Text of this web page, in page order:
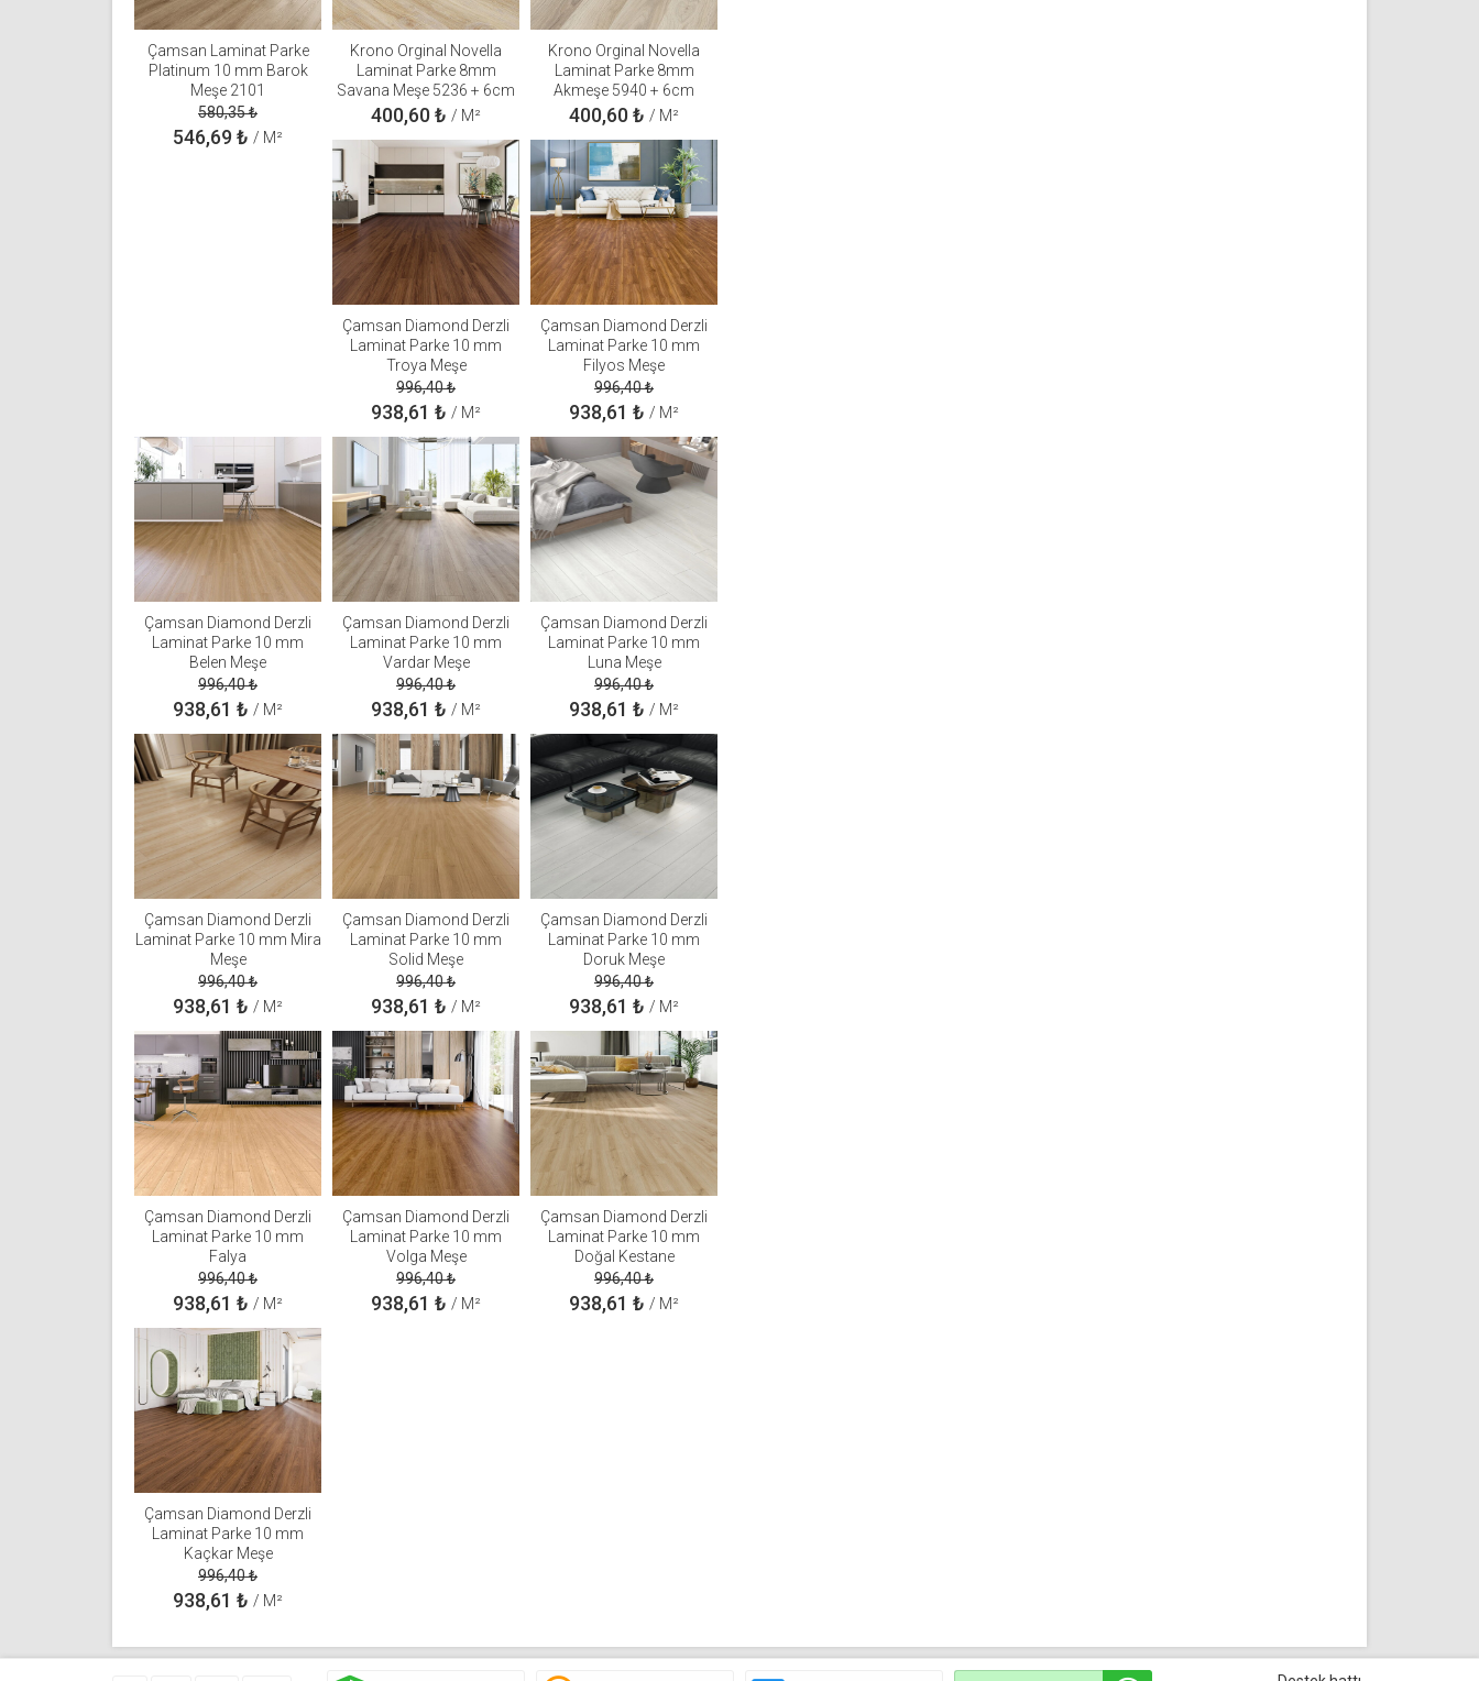
Çamsan Laminat Parke
Platinum 10 mm Barok
Meşe 2101
580,35₺
546,69₺ / M²
Krono Orginal Novella
Laminat Parke 8mm
Savana Meşe 5236 + 6cm
süpürgelik + 3mm Kapron
Takım
400,60₺ / M²
Krono Orginal Novella
Laminat Parke 8mm
Akmeşe 5940 + 6cm
süpürgelik + 3mm Kapron
Takım
400,60₺ / M²
Çamsan Diamond Derzli
Laminat Parke 10 mm
Troya Meşe
996,40₺
938,61 ₺ / M²
Çamsan Diamond Derzli
Laminat Parke 10 mm
Filyos Meşe
996,40₺
938,61 ₺ / M²
Çamsan Diamond Derzli
Laminat Parke 10 mm
Belen Meşe
996,40₺
938,61 ₺ / M²
Çamsan Diamond Derzli
Laminat Parke 10 mm
Vardar Meşe
996,40₺
938,61 ₺ / M²
Çamsan Diamond Derzli
Laminat Parke 10 mm
Luna Meşe
996,40₺
938,61 ₺ / M²
Çamsan Diamond Derzli
Laminat Parke 10 mm Mira
Meşe
996,40₺
938,61 ₺ / M²
Çamsan Diamond Derzli
Laminat Parke 10 mm
Solid Meşe
996,40₺
938,61 ₺ / M²
Çamsan Diamond Derzli
Laminat Parke 10 mm
Doruk Meşe
996,40₺
938,61 ₺ / M²
Çamsan Diamond Derzli
Laminat Parke 10 mm
Falya
996,40₺
938,61 ₺ / M²
Çamsan Diamond Derzli
Laminat Parke 10 mm
Volga Meşe
996,40₺
938,61 ₺ / M²
Çamsan Diamond Derzli
Laminat Parke 10 mm
Doğal Kestane
996,40₺
938,61 ₺ / M²
Çamsan Diamond Derzli
Laminat Parke 10 mm
Kaçkar Meşe
996,40₺
938,61 ₺ / M²